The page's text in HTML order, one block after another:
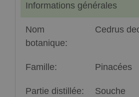
Informations générales
Nom
botanique:
Cedrus
Famille: Pinacées
Partie distillée: Souche